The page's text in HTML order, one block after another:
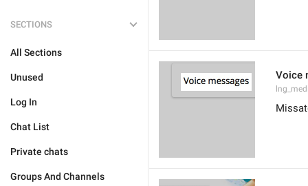
SECTIONS
All Sections
Unused
Log In
Chat List
Private chats
Groups And Channels
Voice